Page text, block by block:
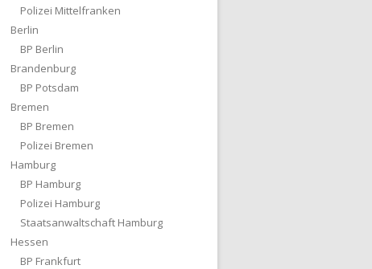
Polizei Mittelfranken
Berlin
BP Berlin
Brandenburg
BP Potsdam
Bremen
BP Bremen
Polizei Bremen
Hamburg
BP Hamburg
Polizei Hamburg
Staatsanwaltschaft Hamburg
Hessen
BP Frankfurt